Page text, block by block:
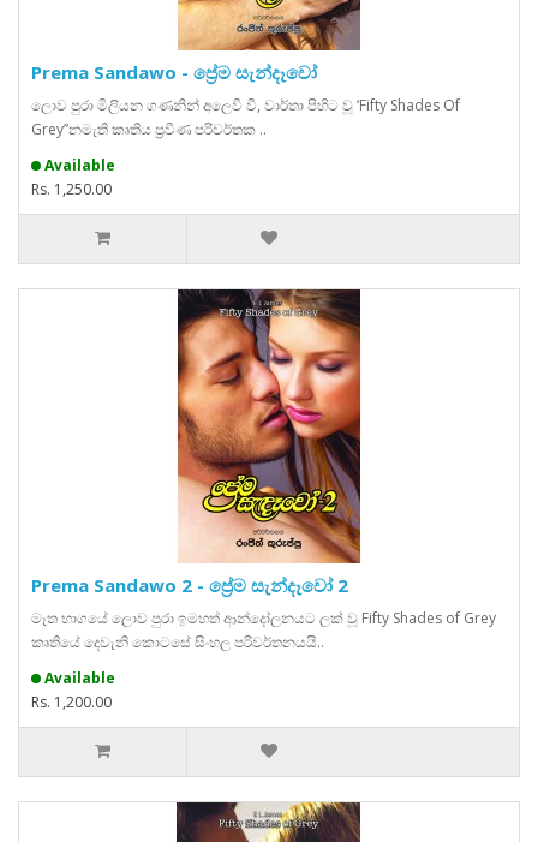
Prema Sandawo - ප්‍රේම සැන්දෑවෝ
ලොව පුරා මිලියන ගණනින් අලෙවි වී, වාර්තා පිහිට වූ ‘Fifty Shades Of
Grey”නමැති කෘතිය ප්‍රවීණ පරිවර්තක ..
Available
Rs. 1,250.00
Prema Sandawo 2 - ප්‍රේම සැන්දෑවෝ 2
මෑත භාගයේ ලොව පුරා ඉමහත් ආන්දෝලනයට ලක් වූ Fifty Shades of Grey
කෘතියේ දෙවැනි කොටසේ සිංහල පරිවර්තනයයි..
Available
Rs. 1,200.00